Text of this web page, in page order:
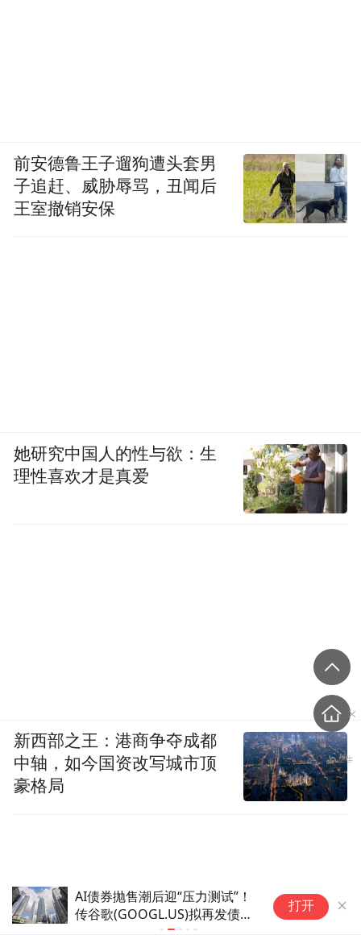
AI债券抛售潮后迎“压力测试”！
传谷歌(GOOGL.US)拟再发债
250亿美元，市场承接力面临大
日本前首相
元增长战略
打开
前安德鲁王子遛狗遭头套男
子追赶、威胁辱骂，丑闻后
王室撤销安保
她研究中国人的性与欲：生
理性喜欢才是真爱
新西部之王：港商争夺成都
中轴，如今国资改写城市顶
豪格局